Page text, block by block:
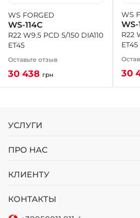
+38
-
+38
-
+38
-
WS FORGED
WS-114C
R22 W9.5 PCD 5/150 DIA110
ET45
Оставьте отзыв
30 438 грн
WS
WS-
R22
ET45
30
УСЛУГИ
ПРО НАС
КЛИЕНТУ
КОНТАКТЫ